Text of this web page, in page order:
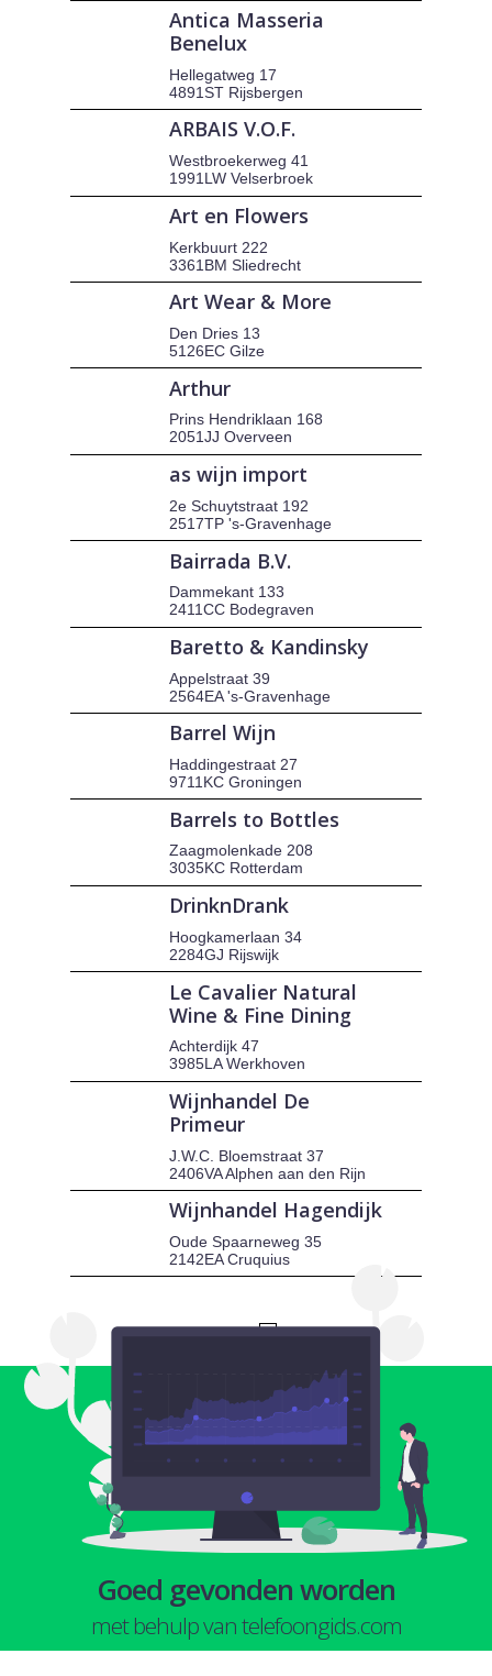
Antica Masseria
Benelux
Hellegatweg 17
4891ST Rijsbergen
ARBAIS V.O.F.
Westbroekerweg 41
1991LW Velserbroek
Art en Flowers
Kerkbuurt 222
3361BM Sliedrecht
Art Wear & More
Den Dries 13
5126EC Gilze
Arthur
Prins Hendriklaan 168
2051JJ Overveen
as wijn import
2e Schuytstraat 192
2517TP 's-Gravenhage
Bairrada B.V.
Dammekant 133
2411CC Bodegraven
Baretto & Kandinsky
Appelstraat 39
2564EA 's-Gravenhage
Barrel Wijn
Haddingestraat 27
9711KC Groningen
Barrels to Bottles
Zaagmolenkade 208
3035KC Rotterdam
DrinknDrank
Hoogkamerlaan 34
2284GJ Rijswijk
Le Cavalier Natural
Wine & Fine Dining
Achterdijk 47
3985LA Werkhoven
Wijnhandel De
Primeur
J.W.C. Bloemstraat 37
2406VA Alphen aan den Rijn
Wijnhandel Hagendijk
Oude Spaarneweg 35
2142EA Cruquius
Goed gevonden worden
met behulp van telefoongids.com